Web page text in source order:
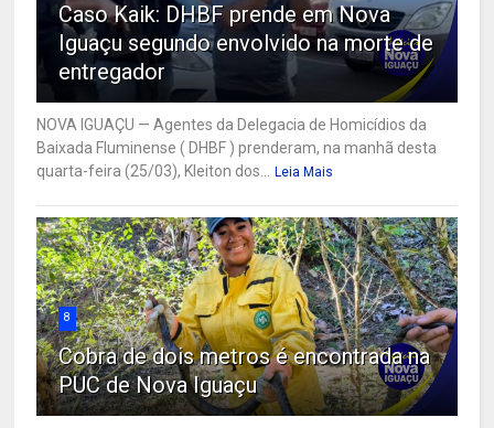
Caso Kaik: DHBF prende em Nova
Iguaçu segundo envolvido na morte de
entregador
NOVA IGUAÇU — Agentes da Delegacia de Homicídios da
Baixada Fluminense ( DHBF ) prenderam, na manhã desta
quarta-feira (25/03), Kleiton dos... Leia Mais
8
Cobra de dois metros é encontrada na
PUC de Nova Iguaçu